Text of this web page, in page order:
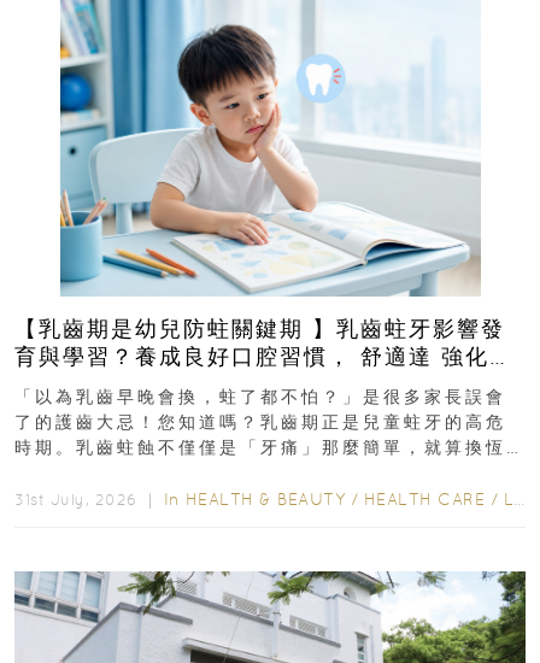
【乳齒期是幼兒防蛀關鍵期 】乳齒蛀牙影響發
育與學習？養成良好口腔習慣， 舒適達 強化琺
瑯質 兒童牙膏防護指南
「以為乳齒早晚會換，蛀了都不怕？」是很多家長誤會
了的護齒大忌！您知道嗎？乳齒期正是兒童蛀牙的高危
時期。乳齒蛀蝕不僅僅是「牙痛」那麼簡單，就算換恆
31st July, 2026 ｜ In HEALTH & BEAUTY / HEALTH CARE / LIFESTYLE